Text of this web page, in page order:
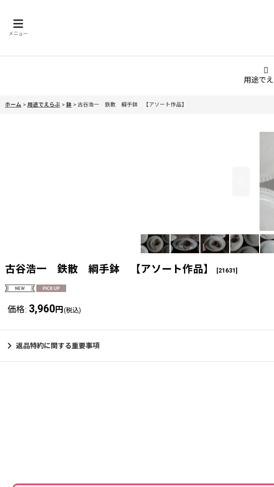
メニュー
用途で
ホーム > 用途でえらぶ > 鉢 > 古谷浩一 鉄散 綱手鉢 【アソート作品】
古谷浩一 鉄散 綱手鉢 【アソート作品】 [21631 ]
価格: 3,960 円 (税込)
返品特約に関する重要事項